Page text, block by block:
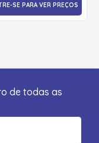
SE PARA VER PREÇOS
de todas as